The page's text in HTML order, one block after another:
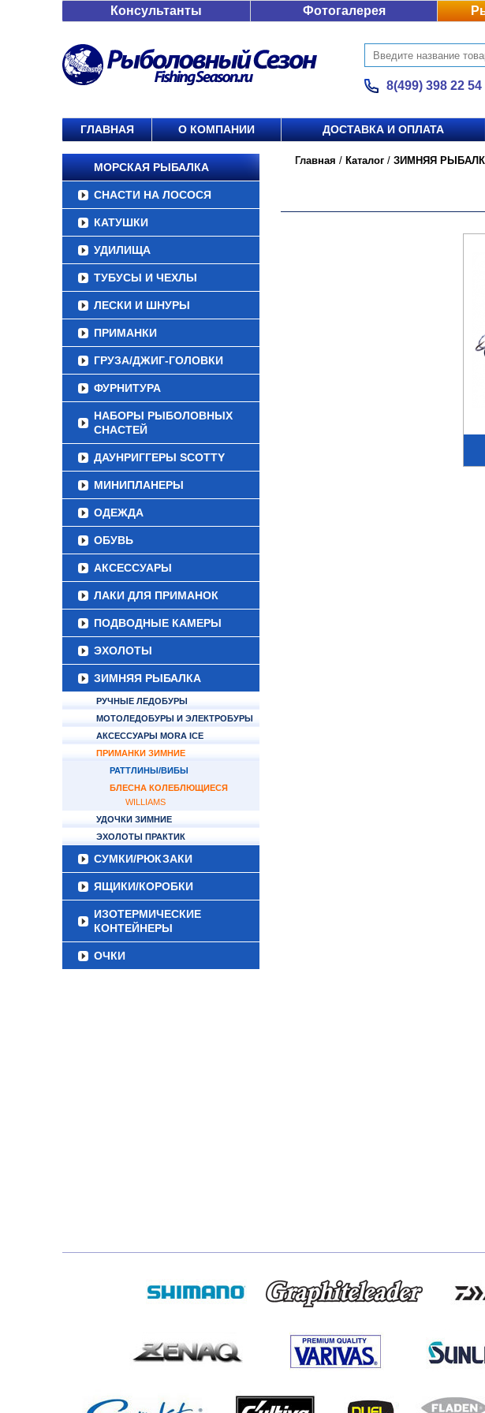
Консультанты Фотогалерея
8(499) 398 22 54
ГЛАВНАЯ О КОМПАНИИ ДОСТАВКА И ОПЛАТА
МОРСКАЯ РЫБАЛКА
СНАСТИ НА ЛОСОСЯ
КАТУШКИ
УДИЛИЩА
ТУБУСЫ И ЧЕХЛЫ
ЛЕСКИ И ШНУРЫ
ПРИМАНКИ
ГРУЗА/ДЖИГ-ГОЛОВКИ
ФУРНИТУРА
НАБОРЫ РЫБОЛОВНЫХ
СНАСТЕЙ
ДАУНРИГГЕРЫ SCOTTY
МИНИПЛАНЕРЫ
ОДЕЖДА
ОБУВЬ
АКСЕССУАРЫ
ЛАКИ ДЛЯ ПРИМАНОК
ПОДВОДНЫЕ КАМЕРЫ
ЭХОЛОТЫ
ЗИМНЯЯ РЫБАЛКА
РУЧНЫЕ ЛЕДОБУРЫ
МОТОЛЕДОБУРЫ И ЭЛЕКТРОБУРЫ
АКСЕССУАРЫ MORA ICE
ПРИМАНКИ ЗИМНИЕ
РАТТЛИНЫ/ВИБЫ
БЛЕСНА КОЛЕБЛЮЩИЕСЯ
WILLIAMS
УДОЧКИ ЗИМНИЕ
ЭХОЛОТЫ ПРАКТИК
СУМКИ/РЮКЗАКИ
ЯЩИКИ/КОРОБКИ
ИЗОТЕРМИЧЕСКИЕ
КОНТЕЙНЕРЫ
ОЧКИ
Главная / Каталог / ЗИМНЯЯ